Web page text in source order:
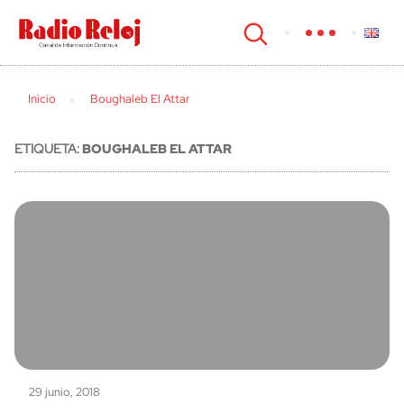
cerrar
Inicio Boughaleb El Attar
ETIQUETA:BOUGHALEB EL ATTAR
29 junio, 2018